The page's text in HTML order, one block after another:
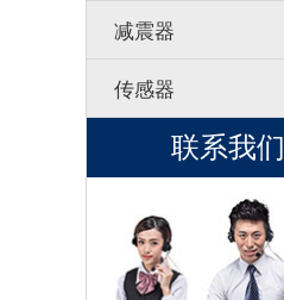
减震器
传感器
联系我们